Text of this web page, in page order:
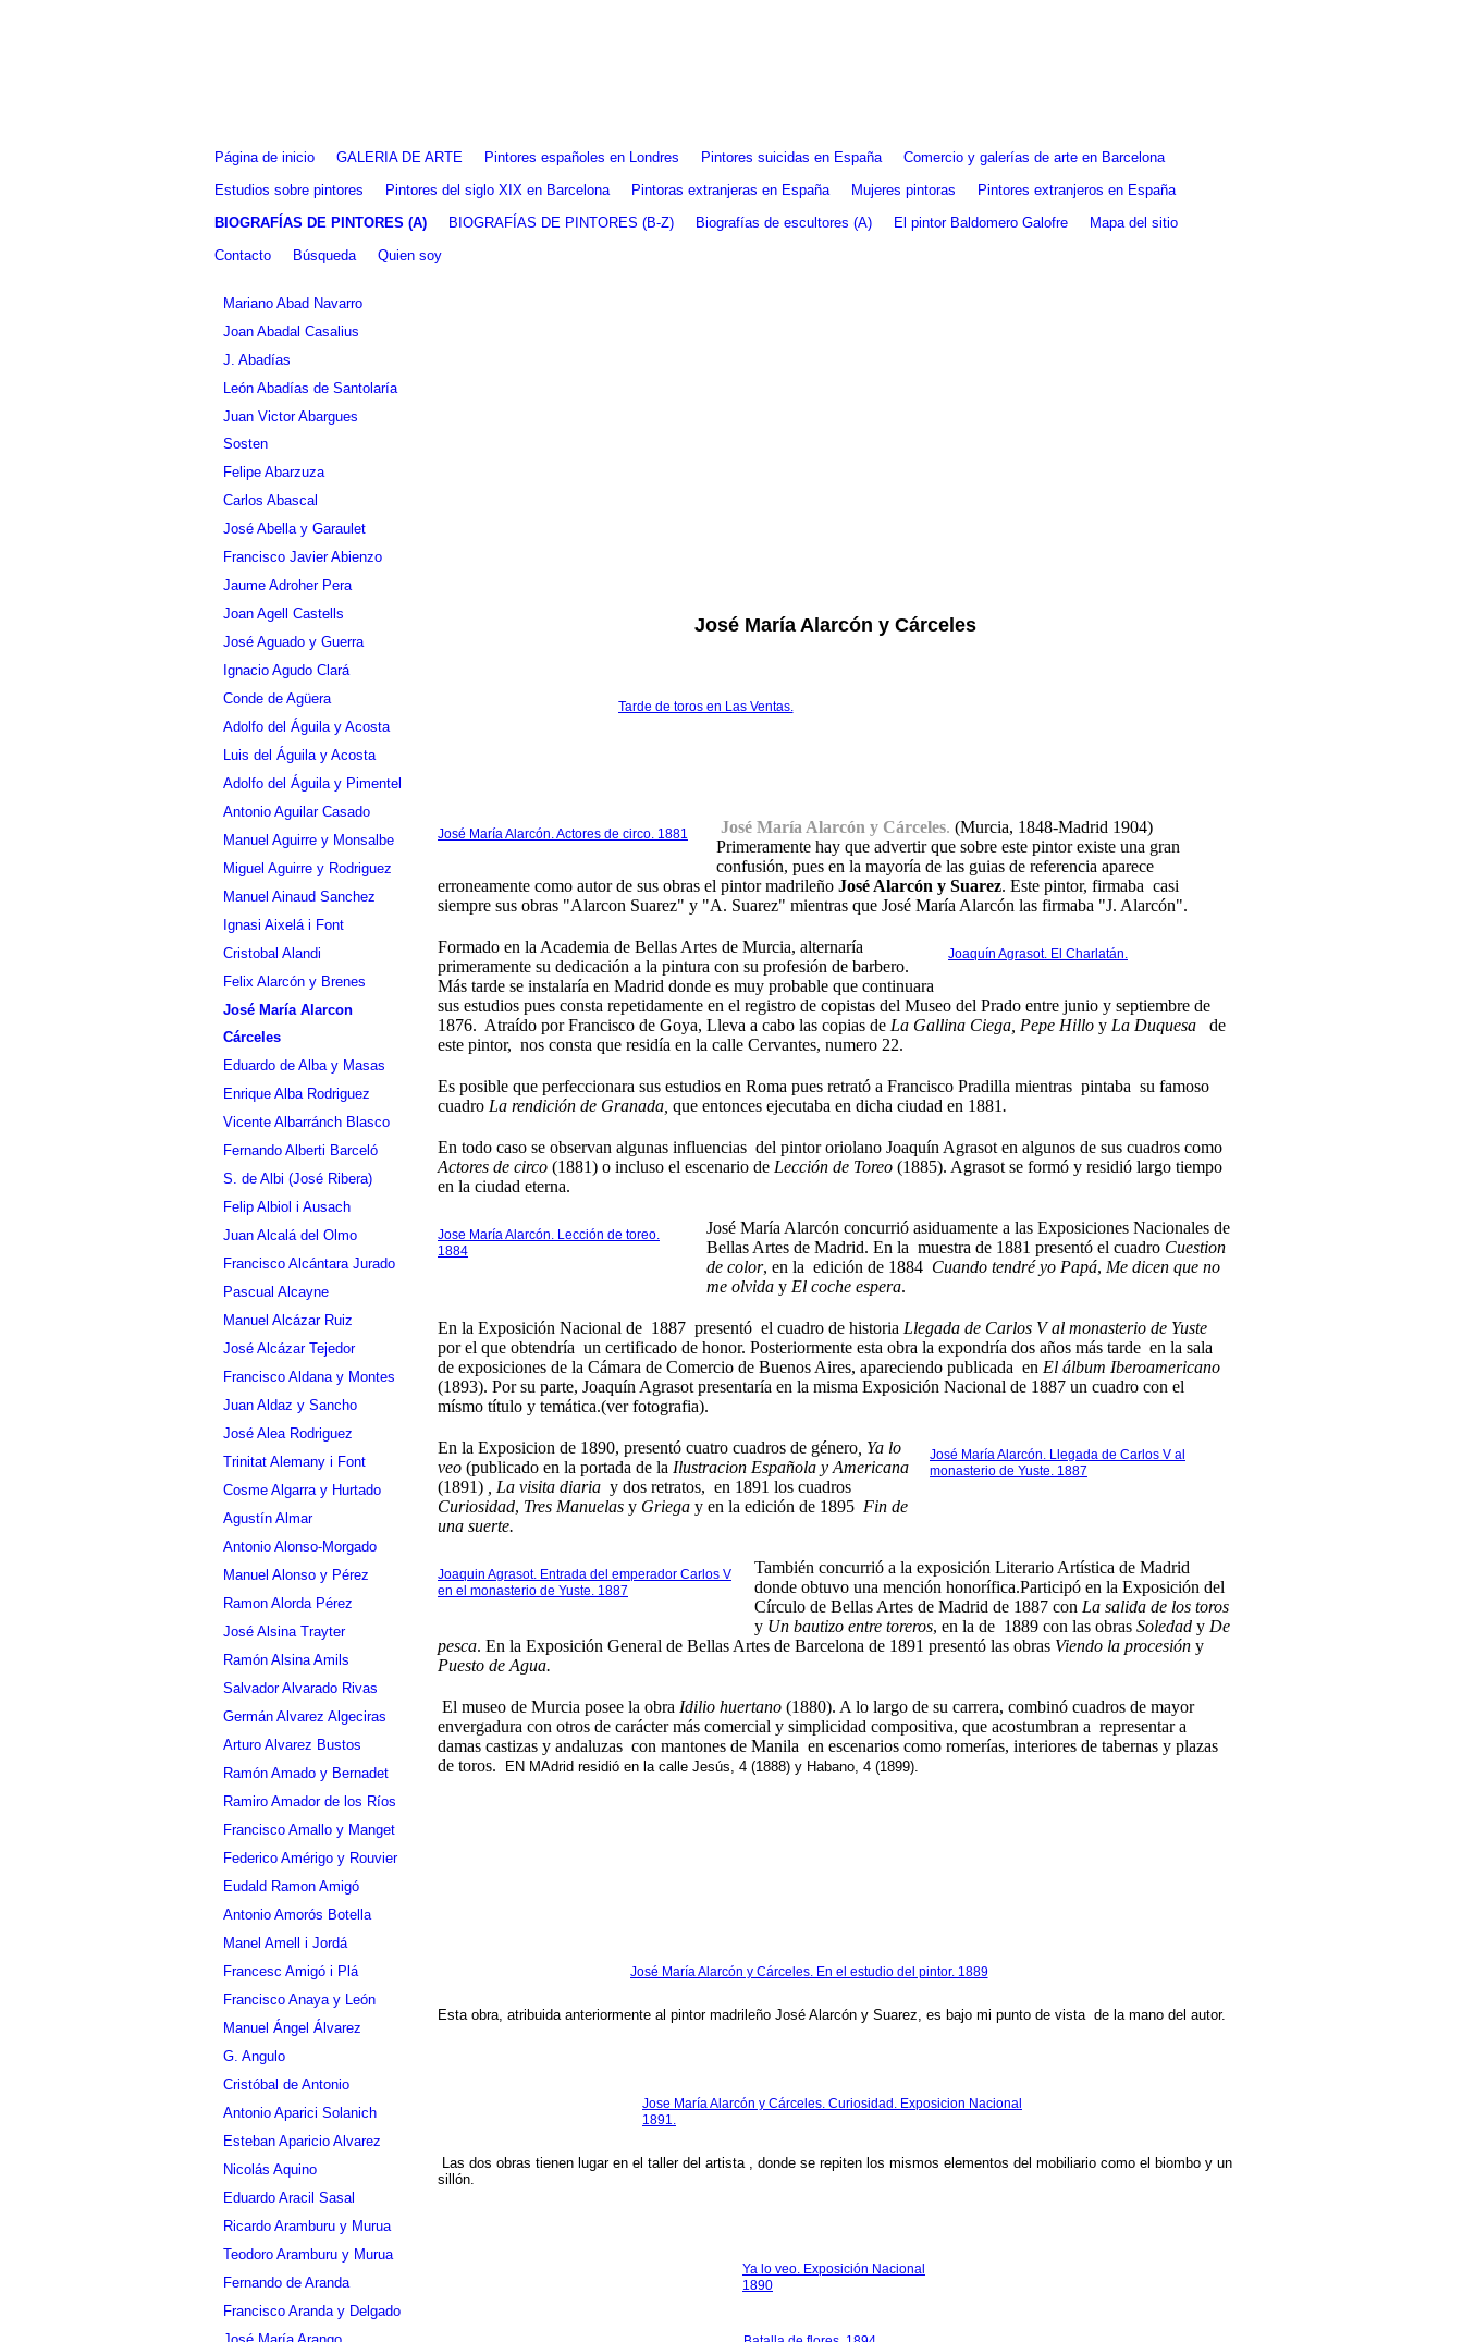
Página de inicio GALERIA DE ARTE Pintores españoles en Londres Pintores suicidas en España
Comercio y galerías de arte en Barcelona
Estudios sobre pintores
Pintores del siglo XIX en Barcelona Pintoras extranjeras en España Mujeres pintoras
Pintores extranjeros en España
BIOGRAFÍAS DE PINTORES (A)
BIOGRAFÍAS DE PINTORES (B-Z) Biografías de escultores (A) El pintor Baldomero Galofre
Mapa del sitio
Contacto
Búsqueda Quien soy
Mariano Abad Navarro
Joan Abadal Casalius
J. Abadías
León Abadías de Santolaría
Juan Victor Abargues
Sosten
Felipe Abarzuza
Carlos Abascal
José Abella y Garaulet
Francisco Javier Abienzo
Jaume Adroher Pera
Joan Agell Castells
José Aguado y Guerra
Ignacio Agudo Clará
Conde de Agüera
Adolfo del Águila y Acosta
Luis del Águila y Acosta
Adolfo del Águila y Pimentel
Antonio Aguilar Casado
Manuel Aguirre y Monsalbe
Miguel Aguirre y Rodriguez
Manuel Ainaud Sanchez
Ignasi Aixelá i Font
Cristobal Alandi
Felix Alarcón y Brenes
José María Alarcon
Cárceles
Eduardo de Alba y Masas
Enrique Alba Rodriguez
Vicente Albarránch Blasco
Fernando Alberti Barceló
S. de Albi (José Ribera)
Felip Albiol i Ausach
Juan Alcalá del Olmo
Francisco Alcántara Jurado
Pascual Alcayne
Manuel Alcázar Ruiz
José Alcázar Tejedor
Francisco Aldana y Montes
Juan Aldaz y Sancho
José Alea Rodriguez
Trinitat Alemany i Font
Cosme Algarra y Hurtado
Agustín Almar
Antonio Alonso-Morgado
Manuel Alonso y Pérez
Ramon Alorda Pérez
José Alsina Trayter
Ramón Alsina Amils
Salvador Alvarado Rivas
Germán Alvarez Algeciras
Arturo Alvarez Bustos
Ramón Amado y Bernadet
Ramiro Amador de los Ríos
Francisco Amallo y Manget
Federico Amérigo y Rouvier
Eudald Ramon Amigó
Antonio Amorós Botella
Manel Amell i Jordá
Francesc Amigó i Plá
Francisco Anaya y León
Manuel Ángel Álvarez
G. Angulo
Cristóbal de Antonio
Antonio Aparici Solanich
Esteban Aparicio Alvarez
Nicolás Aquino
Eduardo Aracil Sasal
Ricardo Aramburu y Murua
Teodoro Aramburu y Murua
Fernando de Aranda
Francisco Aranda y Delgado
José María Alarcón y Cárceles
Tarde de toros en Las Ventas.
José María Alarcón. Actores de circo. 1881 José María Alarcón y Cárceles. (Murcia, 1848-Madrid 1904)
Primeramente hay que advertir que sobre este pintor existe una gran
confusión, pues en la mayoría de las guias de referencia aparece
erroneamente como autor de sus obras el pintor madrileño José Alarcón y Suarez. Este pintor, firmaba casi
siempre sus obras "Alarcon Suarez" y "A. Suarez" mientras que José María Alarcón las firmaba "J. Alarcón".
Joaquín Agrasot. El Charlatán.
Formado en la Academia de Bellas Artes de Murcia, alternaría
primeramente su dedicación a la pintura con su profesión de barbero.
Más tarde se instalaría en Madrid donde es muy probable que continuara
sus estudios pues consta repetidamente en el registro de copistas del Museo del Prado entre junio y septiembre de
1876. Atraído por Francisco de Goya, Lleva a cabo las copias de La Gallina Ciega, Pepe Hillo y La Duquesa de
este pintor, nos consta que residía en la calle Cervantes, numero 22.
Es posible que perfeccionara sus estudios en Roma pues retrató a Francisco Pradilla mientras pintaba su famoso
cuadro La rendición de Granada, que entonces ejecutaba en dicha ciudad en 1881.
En todo caso se observan algunas influencias del pintor oriolano Joaquín Agrasot en algunos de sus cuadros como
Actores de circo (1881) o incluso el escenario de Lección de Toreo (1885). Agrasot se formó y residió largo tiempo
en la ciudad eterna.
Jose María Alarcón. Lección de toreo.
1884
José María Alarcón concurrió asiduamente a las Exposiciones Nacionales de
Bellas Artes de Madrid. En la muestra de 1881 presentó el cuadro Cuestion
de color, en la edición de 1884 Cuando tendré yo Papá, Me dicen que no
me olvida y El coche espera.
En la Exposición Nacional de 1887 presentó el cuadro de historia Llegada de Carlos V al monasterio de Yuste
por el que obtendría un certificado de honor. Posteriormente esta obra la expondría dos años más tarde en la sala
de exposiciones de la Cámara de Comercio de Buenos Aires, apareciendo publicada en El álbum Iberoamericano
(1893). Por su parte, Joaquín Agrasot presentaría en la misma Exposición Nacional de 1887 un cuadro con el
mísmo título y temática.(ver fotografia).
José María Alarcón. Llegada de Carlos V al
monasterio de Yuste. 1887
En la Exposicion de 1890, presentó cuatro cuadros de género, Ya lo
veo (publicado en la portada de la Ilustracion Española y Americana
(1891) , La visita diaria y dos retratos, en 1891 los cuadros
Curiosidad, Tres Manuelas y Griega y en la edición de 1895 Fin de
una suerte.
Joaquin Agrasot. Entrada del emperador Carlos V
en el monasterio de Yuste. 1887
También concurrió a la exposición Literario Artística de Madrid
donde obtuvo una mención honorífica.Participó en la Exposición del
Círculo de Bellas Artes de Madrid de 1887 con La salida de los toros
y Un bautizo entre toreros, en la de 1889 con las obras Soledady De
pesca. En la Exposición General de Bellas Artes de Barcelona de 1891 presentó las obras Viendo la procesión y
Puesto de Agua.
El museo de Murcia posee la obra Idilio huertano (1880). A lo largo de su carrera, combinó cuadros de mayor
envergadura con otros de carácter más comercial y simplicidad compositiva, que acostumbran a representar a
damas castizas y andaluzas con mantones de Manila en escenarios como romerías, interiores de tabernas y plazas
de toros. EN MAdrid residió en la calle Jesús, 4 (1888) y Habano, 4 (1899).
José María Alarcón y Cárceles. En el estudio del pintor. 1889
Esta obra, atribuida anteriormente al pintor madrileño José Alarcón y Suarez, es bajo mi punto de vista de la mano del autor.
Jose María Alarcón y Cárceles. Curiosidad. Exposicion Nacional
1891.
Las dos obras tienen lugar en el taller del artista , donde se repiten los mismos elementos del mobiliario como el biombo y un
sillón.
Ya lo veo. Exposición Nacional
1890